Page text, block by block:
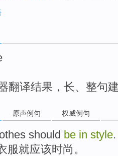
翻译结果，长、整句
原声例句 权威例句
should be in style.
服就应该时尚 。